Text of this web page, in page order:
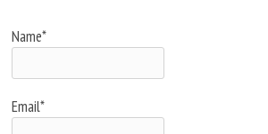
Name*
Email*